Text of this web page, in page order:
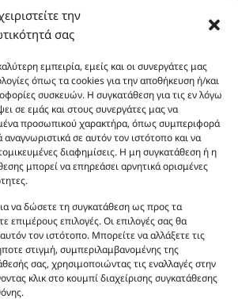
την
σας
εμπειρία, εμείς και οι συνεργάτες μας
όπως τα cookies για την αποθήκευση ή/και
συσκευών. Η συγκατάθεση για τις εν λόγω
σε εμάς και στους συνεργάτες μας να
προσωπικού χαρακτήρα, όπως συμπεριφορά
σε αυτόν τον ιστότοπο και να
διαφημίσεις. Η μη συγκατάθεση ή η
μπορεί να επηρεάσει αρνητικά ορισμένες
να δώσετε τη συγκατάθεση ως προς τα
επιμέρους επιλογές. Οι επιλογές σας θα
τον ιστότοπο. Μπορείτε να αλλάξετε τις
στιγμή, συμπεριλαμβανομένης της
σας, χρησιμοποιώντας τις εναλλαγές στην
κλικ στο κουμπί διαχείρισης συγκατάθεσης
Olive Oil, Sodium Benzoate, Sodium Sulfate, Citric
Acid.
των προϊόντων είναι ενδεικτικές
πώληση το εικονιζόμενο προϊόν.
η διευκόλυνση της επιλογής σας.
δεν αντιστοιχούν στα
και δεν ανταποκρίνονται στην
Πρόθεση της επιχείρησης μας δεν
και η εξαπάτηση του
μας τα προϊόντα είναι τύπου, σε